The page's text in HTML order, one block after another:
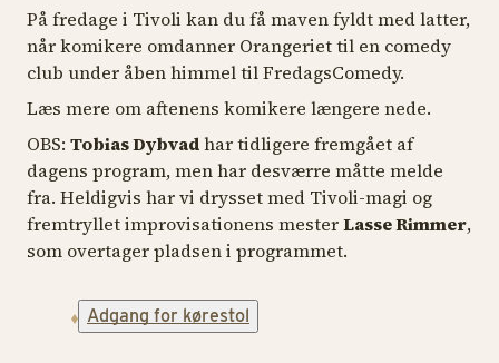
På fredage i Tivoli kan du få maven fyldt med latter,
når komikere omdanner Orangeriet til en comedy
club under åben himmel til FredagsComedy.
Læs mere om aftenens komikere længere nede.
OBS: Tobias Dybvadhar tidligere fremgået af
dagens program, men har desværre måtte melde
fra. Heldigvis har vi drysset med Tivoli-magi og
fremtryllet improvisationens mesterLasse Rimmer,
som overtager pladsen i programmet.
Adgang for kørestol